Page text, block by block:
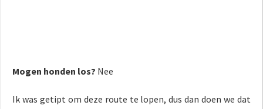
Mogen honden los? Nee
Ik was getipt om deze route te lopen, dus dan doen we dat